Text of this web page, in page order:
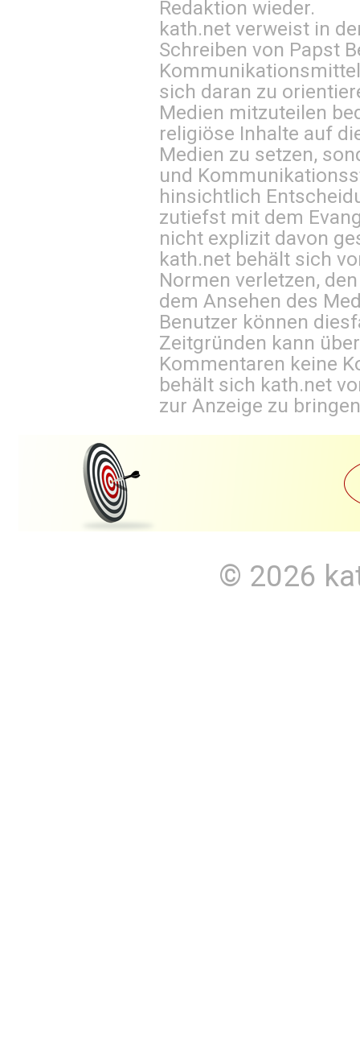
Redaktion wieder.
kath.net verweist in
Schreiben von Papst
sich daran zu
Medien mitzuteilen
religiöse Inhalte auf
Medien zu setzen,
und
hinsichtlich
zutiefst mit dem
nicht explizit davon
kath.net behält sich
Normen verletzen,
dem Ansehen des
Benutzer können
Zeitgründen kann
Kommentaren keine
behält sich kath.net
zur Anzeige zu
© 2026